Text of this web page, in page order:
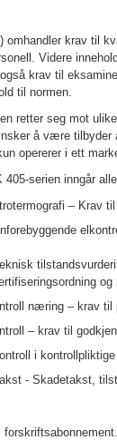
omhandler krav til
Videre
krav til
til normen.
retter seg mot
å være
opererer i ett
405-serien inngår
– Krav
og
næring – krav
– krav til
i
- Skadetakst,